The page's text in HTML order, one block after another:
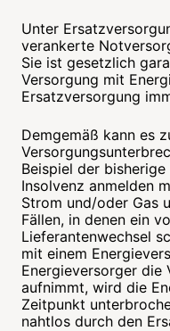
Unter
verankerte
Sie ist gesetzlich
Versorgung mit
Ersatzversorgung
Demgemäß kann es
Beispiel der
Insolvenz anmelden
Strom und/oder Gas
Fällen, in denen ein
Lieferantenwechsel
mit einem
Energieversorger die
aufnimmt, wird die
Zeitpunkt
nahtlos durch den